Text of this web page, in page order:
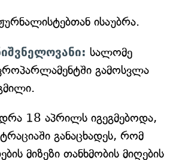
ჟურნალისტებთან ისაუბრა.
სალომე
გამოსვლა
18 აპრილს იგეგმებოდა,
განაცხადეს, რომ
მიზეზი თანხმობის მიღების